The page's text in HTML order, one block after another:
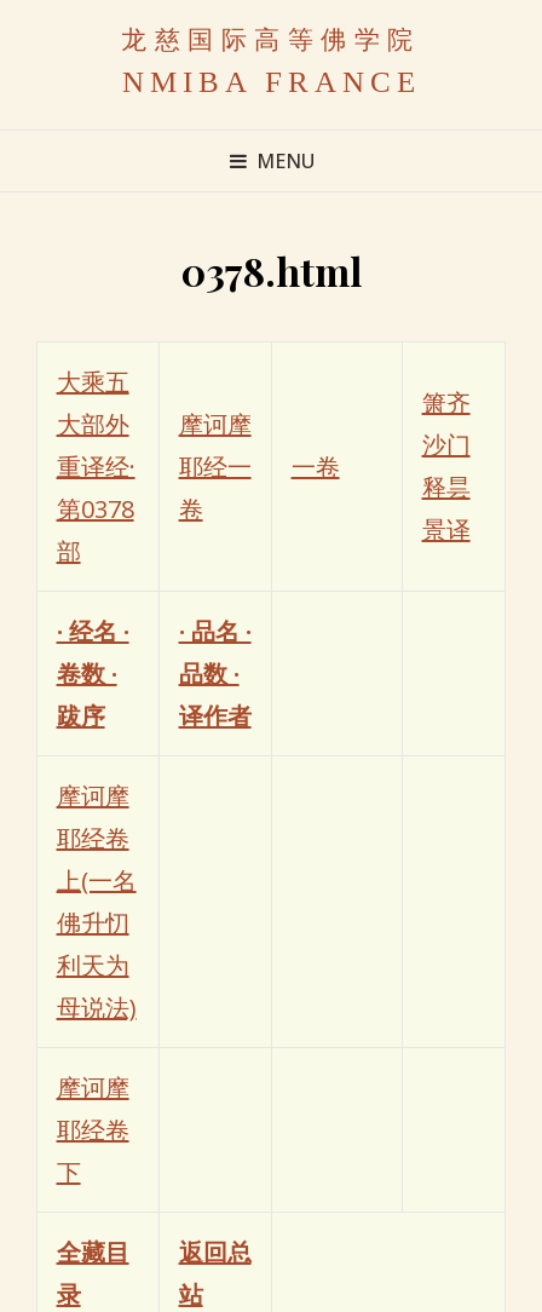
龙慈国际高等佛学院
NMIBA FRANCE
MENU
0378.html
大乘五
大部外
重译经·
第0378
部
摩诃摩
耶经一
卷
一卷
箫齐
沙门
释昙
景译
· 经名 ·
卷数 ·
跋序
· 品名 ·
品数 ·
译作者
摩诃摩
耶经卷
上(一名
佛升忉
利天为
母说法)
摩诃摩
耶经卷
下
全藏目
录
返回总
站